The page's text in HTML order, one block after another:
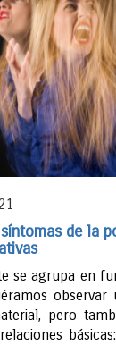
de la
se agrupa en
observar
pero